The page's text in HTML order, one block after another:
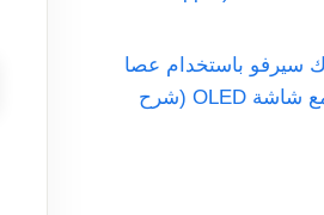
سيرفو باستخدام عصا
التحكم أردوينو مع شاشة OLED (شرح